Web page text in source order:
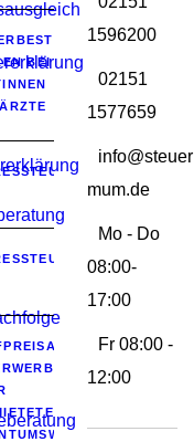
BEI
1596200
02151
1577659
mum.de
Mo - Do
08:00-
17:00
Fr 08:00 -
12:00